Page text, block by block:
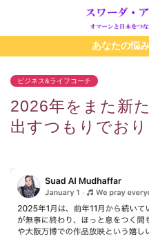
あなたの悩
ビジネス&ライフコーチ
2026年をまた新
出すつもりでおり